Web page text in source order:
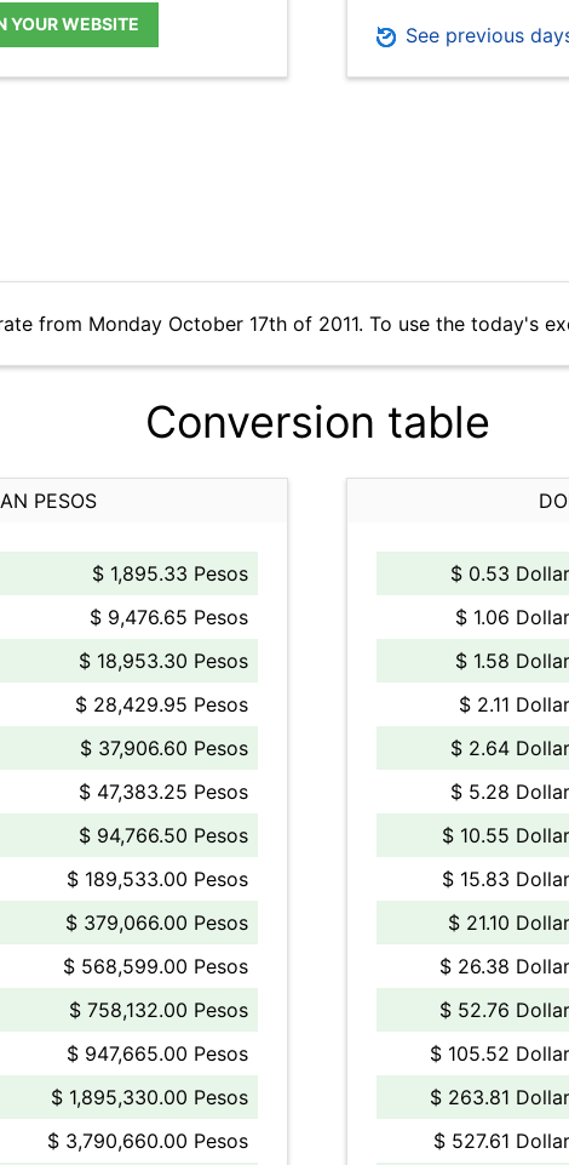
YOUR WEBSITE See previous
from Monday October 17th of 2011. To use the today's
Conversion table
PESOS
$ 1,895.33 Pesos
$ 9,476.65 Pesos
$ 18,953.30 Pesos
$ 28,429.95 Pesos
$ 37,906.60 Pesos
$ 47,383.25 Pesos
$ 94,766.50 Pesos
$ 189,533.00 Pesos
$ 379,066.00 Pesos
$ 568,599.00 Pesos
$ 758,132.00 Pesos
$ 947,665.00 Pesos
$ 1,895,330.00 Pesos
$ 3,790,660.00 Pesos
$ 0.53
$ 1.06
$ 1.58
$ 2.11
$ 2.64
$ 5.28
$ 10.55
$ 15.83
$ 21.10
$ 26.38
$ 52.76
$ 105.52
$ 263.81
$ 527.61